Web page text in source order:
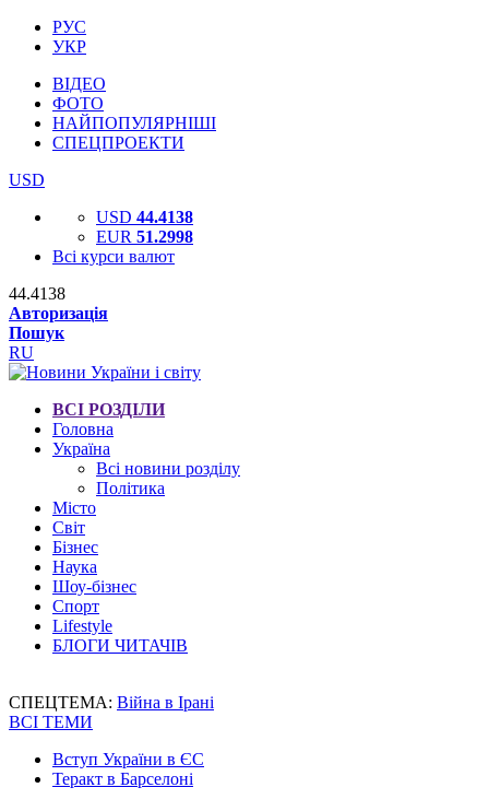
РУС
УКР
ВІДЕО
ФОТО
НАЙПОПУЛЯРНІШІ
СПЕЦПРОЕКТИ
USD
USD 44.4138
EUR 51.2998
Всі курси валют
44.4138
Авторизація
Пошук
RU
ВСІ РОЗДІЛИ
Головна
Україна
Всі новини розділу
Політика
Місто
Світ
Бізнес
Наука
Шоу-бізнес
Спорт
Lifestyle
БЛОГИ ЧИТАЧІВ
СПЕЦТЕМА: Війна в Ірані
ВСІ ТЕМИ
Вступ України в ЄС
Теракт в Барселоні